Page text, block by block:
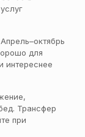
Апрель–октябрь
для
интереснее
Трансфер
при